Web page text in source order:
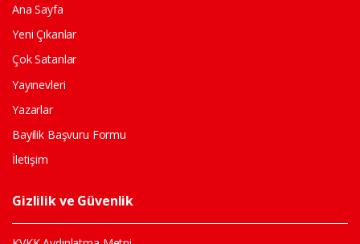
Ana Sayfa
Yeni Çıkanlar
Çok Satanlar
Yayınevleri
Yazarlar
Bayilik Başvuru Formu
İletişim
Gizlilik ve Güvenlik